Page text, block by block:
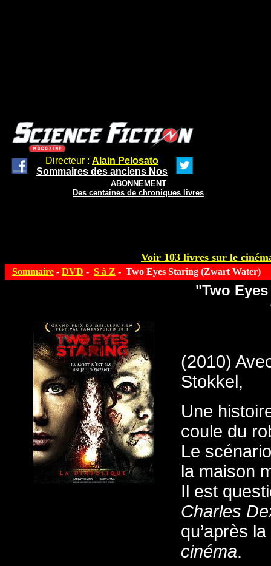
Directeur : Alain Pelosato
Sommaires des anciens Nos
ABONNEMENT
Des centaines de chroniques livres
Voir 103 livres sur le
Sommaire - DVD - S à Z - Two Eyes Staring (Zwart Water)
"Two
(2010)
Stokkel,
Une
coule du
Le
la maison
Il est
Charles
qu’après
cinéma.